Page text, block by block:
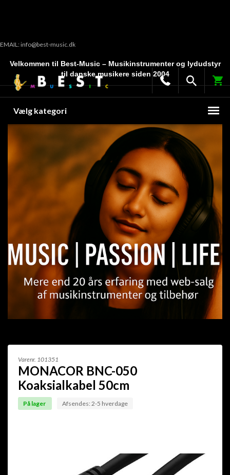
EMAIL: info@best-music.dk
Velkommen til Best-Music – Musikinstrumenter og lydudstyr
til danske musikere siden 2004
Vælg kategori
Varenr. 101351
MONACOR BNC-050
Koaksialkabel 50cm
På lager Afsendes: 2-5 hverdage